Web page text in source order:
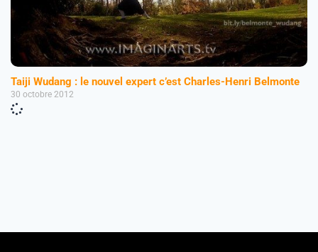
Taiji Wudang : le nouvel expert c’est Charles-Henri Belmonte
30 octobre 2012